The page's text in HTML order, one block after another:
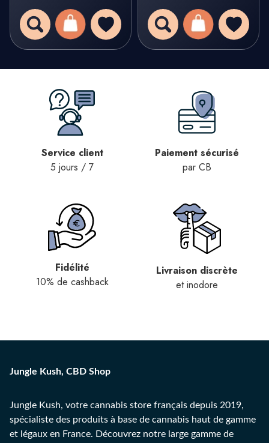
Service client
5 jours / 7
Paiement sécurisé
par CB
Fidélité
10% de cashback
Livraison discrète
et inodore
Jungle Kush, CBD Shop
Jungle Kush, votre cannabis store français depuis 2019,
spécialiste des produits à base de cannabis haut de gamme
et légaux en France. Découvrez notre large gamme de